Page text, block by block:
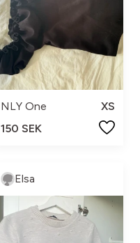
NLY One
XS
150 SEK
Elsa